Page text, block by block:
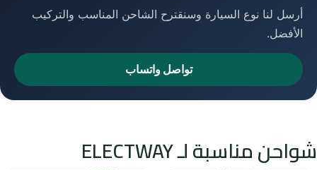
أرسل لنا نوع السيارة وسنقترح الشاحن المناسب والتركيب
الأفضل.
تواصل واتساب
شواحن مناسبة لـ ELECTWAY